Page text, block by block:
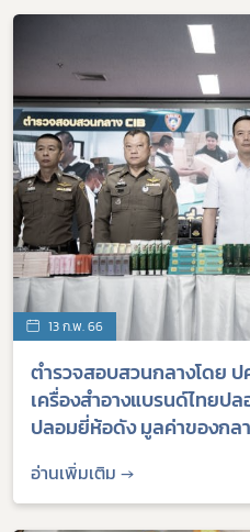
13 ก.พ. 66
ตำรวจสอบสวนกลางโดย
เครื่องสำอางแบรนด์ไทยป
ปลอมยี่ห้อดัง มูลค่าของกล
อ่านเพิ่มเติม →